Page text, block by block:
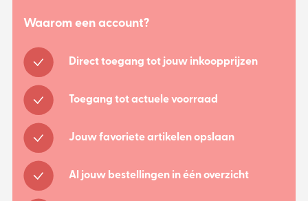
Waarom een account?
Direct toegang tot jouw inkoopprijzen
Toegang tot actuele voorraad
Jouw favoriete artikelen opslaan
Al jouw bestellingen in één overzicht